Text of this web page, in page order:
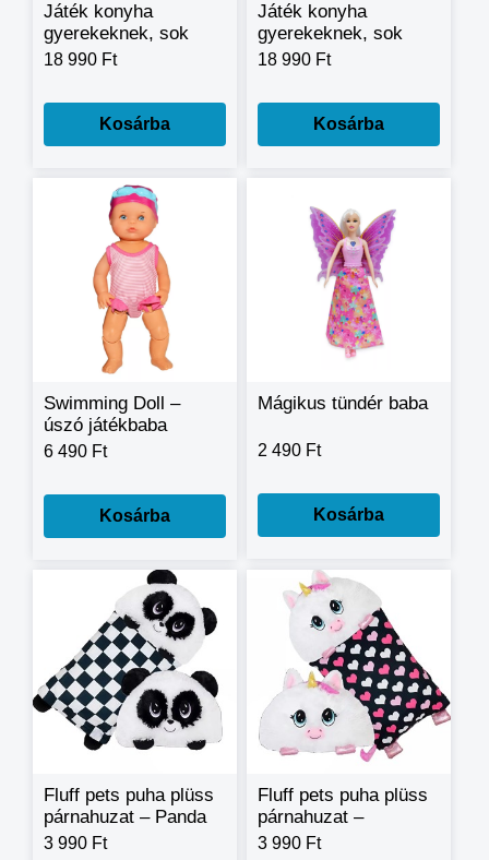
Játék konyha
gyerekeknek, sok
kiegészítővel és
rózsaszín
18 990 Ft
Kosárba
Játék konyha
gyerekeknek, sok
kiegészítővel és
18 990 Ft
Kosárba
Swimming Doll –
úszó játékbaba
6 490 Ft
Kosárba
Mágikus tündér baba
2 490 Ft
Kosárba
Fluff pets puha plüss
párnahuzat – Panda
3 990 Ft
Fluff pets puha plüss
párnahuzat –
Unikornis
3 990 Ft